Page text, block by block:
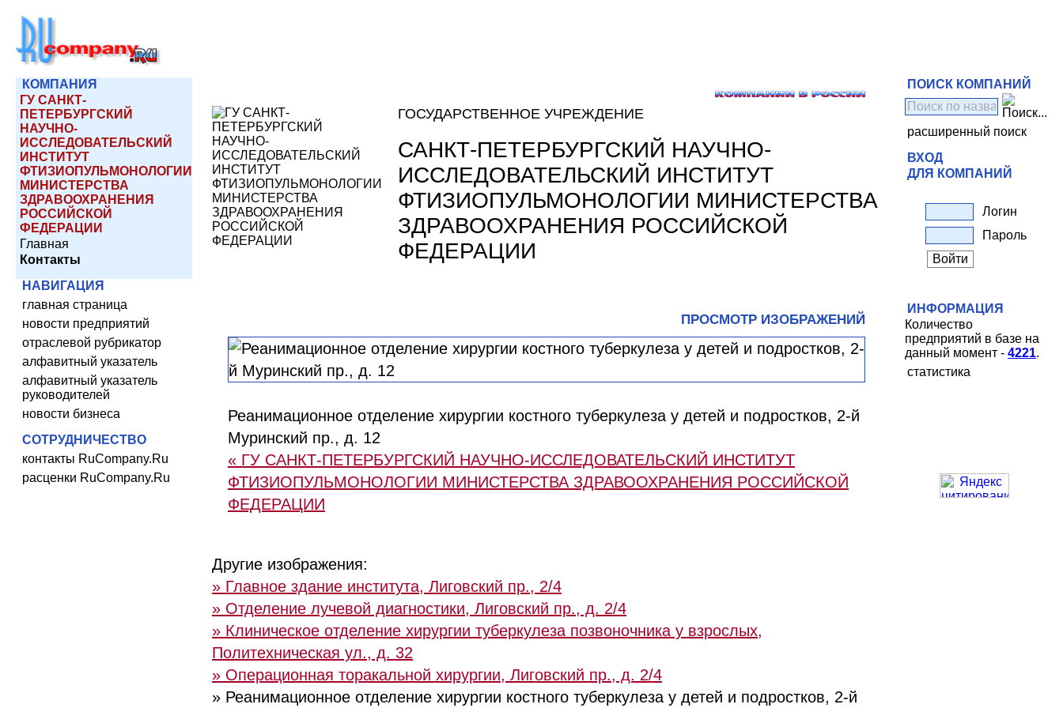
КОМПАНИЯ
ГУ САНКТ-
ПЕТЕРБУРГСКИЙ
НАУЧНО-
ИССЛЕДОВАТЕЛЬСКИЙ
ИНСТИТУТ
ФТИЗИОПУЛЬМОНОЛОГИИ
МИНИСТЕРСТВА
ЗДРАВООХРАНЕНИЯ
РОССИЙСКОЙ
ФЕДЕРАЦИИ
Главная
Контакты
НАВИГАЦИЯ
главная страница
новости предприятий
отраслевой рубрикатор
алфавитный указатель
алфавитный указатель
руководителей
новости бизнеса
СОТРУДНИЧЕСТВО
контакты RuCompany.Ru
расценки RuCompany.Ru
ГОСУДАРСТВЕННОЕ УЧРЕЖДЕНИЕ
САНКТ-ПЕТЕРБУРГСКИЙ НАУЧНО-
ИССЛЕДОВАТЕЛЬСКИЙ ИНСТИТУТ
ФТИЗИОПУЛЬМОНОЛОГИИ МИНИСТЕРСТВА
ЗДРАВООХРАНЕНИЯ РОССИЙСКОЙ
ФЕДЕРАЦИИ
ПРОСМОТР ИЗОБРАЖЕНИЙ
Реанимационное отделение хирургии костного туберкулеза у детей и подростков, 2-й
Муринский пр., д. 12
« ГУ САНКТ-ПЕТЕРБУРГСКИЙ НАУЧНО-ИССЛЕДОВАТЕЛЬСКИЙ ИНСТИТУТ
ФТИЗИОПУЛЬМОНОЛОГИИ МИНИСТЕРСТВА ЗДРАВООХРАНЕНИЯ РОССИЙСКОЙ
ФЕДЕРАЦИИ
Другие изображения:
» Главное здание института, Лиговский пр., 2/4
» Отделение лучевой диагностики, Лиговский пр., д. 2/4
» Клиническое отделение хирургии туберкулеза позвоночника у взрослых,
Политехническая ул., д. 32
» Операционная торакальной хирургии, Лиговский пр., д. 2/4
» Реанимационное отделение хирургии костного туберкулеза у детей и подростков, 2-й
ПОИСК КОМПАНИЙ
расширенный поиск
ВХОД
ДЛЯ КОМПАНИЙ
Логин
Пароль
ИНФОРМАЦИЯ
Количество
предприятий в базе на
данный момент - 4221.
статистика